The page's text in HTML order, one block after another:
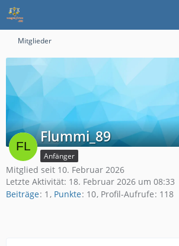
Mitglieder
Flummi_89
Anfänger
Mitglied seit 10. Februar 2026
Letzte Aktivität: 18. Februar 2026 um 08:33
Beiträge 1 Punkte 10 Profil-Aufrufe 118